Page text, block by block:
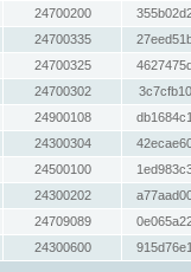
24700200
24700335
24700325
24700302
24900108
24300304
24500100
24300202
24709089
24300600